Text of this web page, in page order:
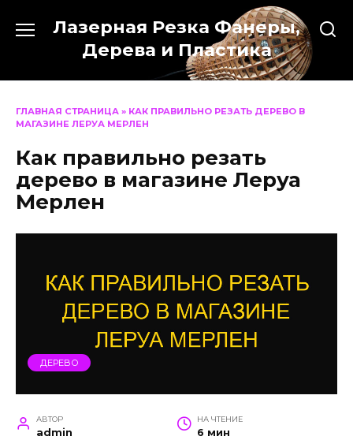
содержанию
Лазерная Резка Фанеры,
Дерева и Пластика
ГЛАВНАЯ СТРАНИЦА » КАК ПРАВИЛЬНО РЕЗАТЬ ДЕРЕВО В
МАГАЗИНЕ ЛЕРУА МЕРЛЕН
Как правильно резать
дерево в магазине Леруа
Мерлен
ДЕРЕВО
АВТОР
admin
НА ЧТЕНИЕ
6 мин